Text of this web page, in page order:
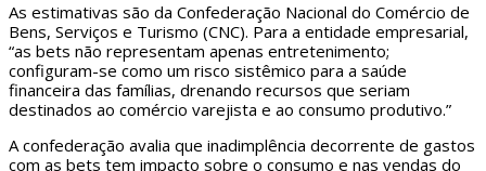
As estimativas são da Confederação Nacional do Comércio de
Bens, Serviços e Turismo (CNC). Para a entidade empresarial,
“as bets não representam apenas entretenimento;
configuram-se como um risco sistêmico para a saúde
financeira das famílias, drenando recursos que seriam
destinados ao comércio varejista e ao consumo produtivo.”
A confederação avalia que inadimplência decorrente de gastos
com as bets tem impacto sobre o consumo e nas vendas do